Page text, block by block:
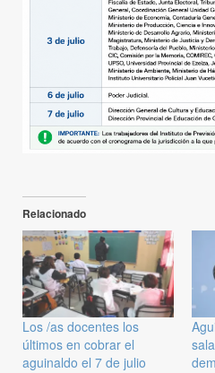
Relacionado
Los /as docentes los
últimos en cobrar el
aguinaldo el 7 de julio